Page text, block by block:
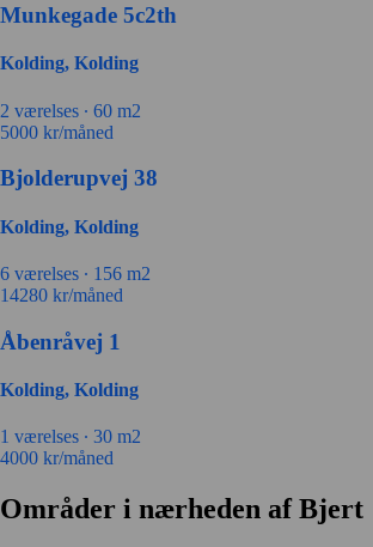
Munkegade 5c2th
Kolding, Kolding
2 værelses ∙ 60 m2
5000 kr/måned
Bjolderupvej 38
Kolding, Kolding
6 værelses ∙ 156 m2
14280 kr/måned
Åbenråvej 1
Kolding, Kolding
1 værelses ∙ 30 m2
4000 kr/måned
Områder i nærheden af Bjert